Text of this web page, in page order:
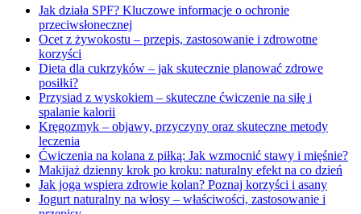
Jak działa SPF? Kluczowe informacje o ochronie
przeciwsłonecznej
Ocet z żywokostu – przepis, zastosowanie i zdrowotne
korzyści
Dieta dla cukrzyków – jak skutecznie planować zdrowe
posiłki?
Przysiad z wyskokiem – skuteczne ćwiczenie na siłę i
spalanie kalorii
Kręgozmyk – objawy, przyczyny oraz skuteczne metody
leczenia
Ćwiczenia na kolana z piłką: Jak wzmocnić stawy i mięśnie?
Makijaż dzienny krok po kroku: naturalny efekt na co dzień
Jak joga wspiera zdrowie kolan? Poznaj korzyści i asany
Jogurt naturalny na włosy – właściwości, zastosowanie i